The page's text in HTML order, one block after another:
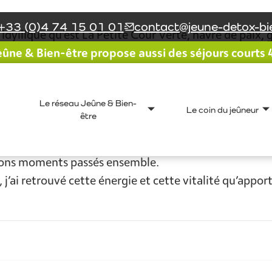
(0)4 74 15 01 01 contact@jeune-detox-
& Bien-être propose aussi des séjours courts
Le réseau Jeûne & Bien-
être
Le coin du jeûneur
qu’est La Petite Cour Verte, havre de paix,
l’organisation est absolument parfaite.
charme, le jardin est superbe, bref on s’y sent
plus belles les unes que les autres pour nous faire
ses éveils matinaux et ses massages
moments passés ensemble.
retrouvé cette énergie et cette vitalité